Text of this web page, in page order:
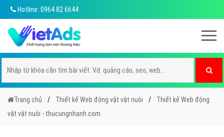
Hotline: 0964 82 6644
Trang chủ Thiết kế Web động vật vật nuôi
Thiết kế Web động
vật vật nuôi - thucungnhanh.com